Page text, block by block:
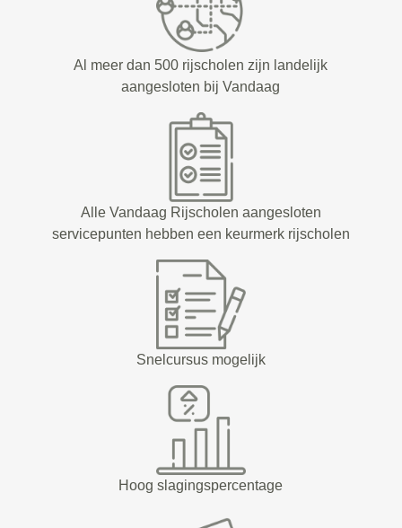
Al meer dan 500 rijscholen zijn landelijk
aangesloten bij Vandaag
Alle Vandaag Rijscholen aangesloten
servicepunten hebben een keurmerk rijscholen
Snelcursus mogelijk
Hoog slagingspercentage